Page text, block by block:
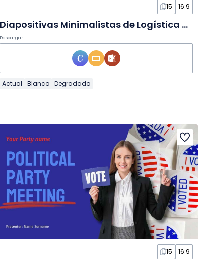
15 16:9
Diapositivas Minimalistas de Logística y Distribución
Descargar
Actual Blanco Degradado
15 16:9